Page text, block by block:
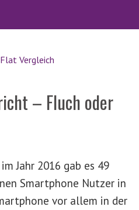
– Fluch oder
Jahr 2016 gab es 49
Smartphone Nutzer in
vor allem in der